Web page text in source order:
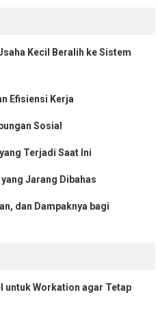
Kecil Beralih ke Sistem
Efisiensi Kerja
Sosial
Terjadi Saat Ini
Jarang Dibahas
dan Dampaknya bagi
untuk Workation agar Tetap